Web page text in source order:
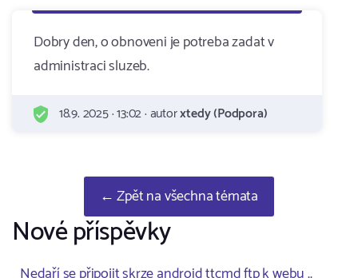
Dobry den, o obnoveni je potreba zadat v
administraci sluzeb.
18.9. 2025 · 13:02 · autorxtedy (Podpora)
← Zpět na všechna témata
Nové příspěvky